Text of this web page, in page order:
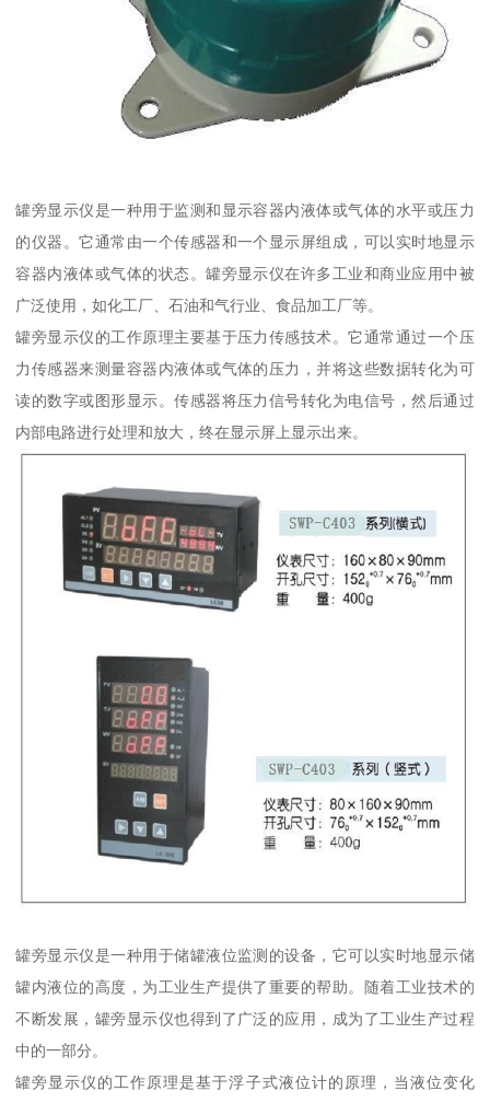
罐旁显示仪是一种用于监测和显示容器内液体或气体的水平或压力
的仪器。它通常由一个传感器和一个显示屏组成，可以实时地显示
容器内液体或气体的状态。罐旁显示仪在许多工业和商业应用中被
广泛使用，如化工厂、石油和气行业、食品加工厂等。
罐旁显示仪的工作原理主要基于压力传感技术。它通常通过一个压
力传感器来测量容器内液体或气体的压力，并将这些数据转化为可
读的数字或图形显示。传感器将压力信号转化为电信号，然后通过
内部电路进行处理和放大，终在显示屏上显示出来。
罐旁显示仪是一种用于储罐液位监测的设备，它可以实时地显示储
罐内液位的高度，为工业生产提供了重要的帮助。随着工业技术的
不断发展，罐旁显示仪也得到了广泛的应用，成为了工业生产过程
中的一部分。
罐旁显示仪的工作原理是基于浮子式液位计的原理，当液位变化